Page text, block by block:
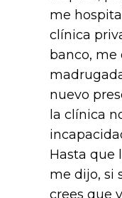
me
clínica
banco, me
nuevo
la clínica
Hasta que
me dijo, si
crees que